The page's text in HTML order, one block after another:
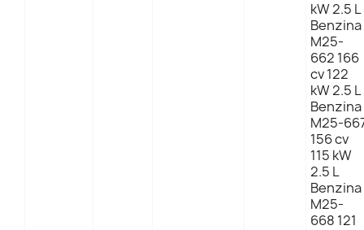
kW 2.5 L
Benzina
M25-
662 166
cv 122
kW 2.5 L
Benzina
M25-
156 cv
115 kW
2.5 L
Benzina
M25-
668 121